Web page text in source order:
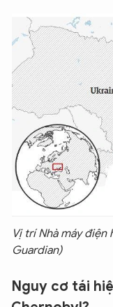
Vị trí Nhà máy điện
Guardian)
Nguy cơ tái